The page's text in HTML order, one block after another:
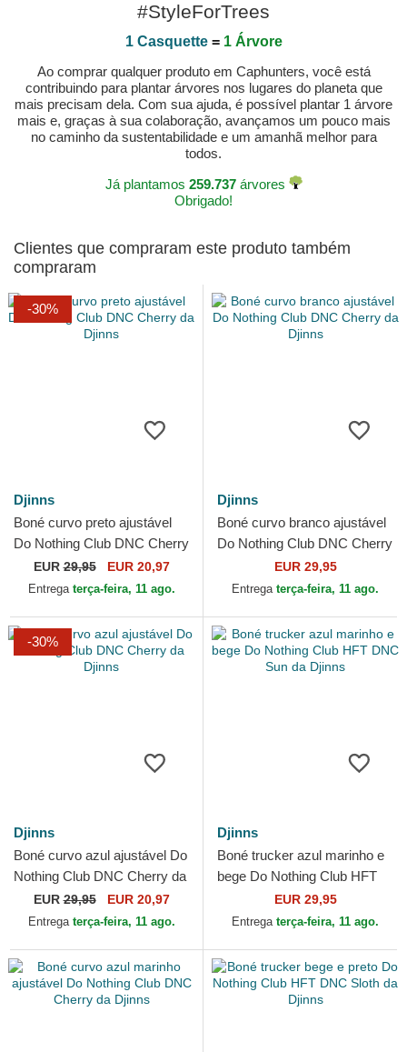
#StyleForTrees
1 Casquette= 1 Árvore
Ao comprar qualquer produto em Caphunters, você está
contribuindo para plantar árvores nos lugares do planeta que
mais precisam dela. Com sua ajuda, é possível plantar 1 árvore
mais e, graças à sua colaboração, avançamos um pouco mais
no caminho da sustentabilidade e um amanhã melhor para
todos.
Já plantamos 259.737árvores
Obrigado!
Clientes que compraram este produto também
compraram
-30%
Djinns
Boné curvo preto ajustável
Do Nothing Club DNC Cherry
da Djinns
EUR29,95 EUR 20,97
Entrega terça-feira, 11 ago.
Djinns
Boné curvo branco ajustável
Do Nothing Club DNC Cherry
EUR 29,95
Entrega terça-feira, 11 ago.
-30%
Djinns
Boné curvo azul ajustável Do
Nothing Club DNC Cherry da
Djinns
EUR29,95 EUR 20,97
Entrega terça-feira, 11 ago.
Djinns
Boné trucker azul marinho e
bege Do Nothing Club HFT
DNC Sun da Djinns
EUR 29,95
Entrega terça-feira, 11 ago.